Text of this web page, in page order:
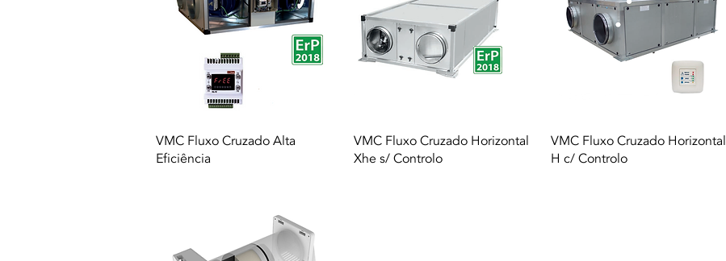
Vista rápida
VMC Fluxo Cruzado Alta
Eficiência
Vista rápida
VMC Fluxo Cruzado Horizontal
Xhe s/ Controlo
Vista rápida
VMC Fluxo Cruzado Horizontal
H c/ Controlo